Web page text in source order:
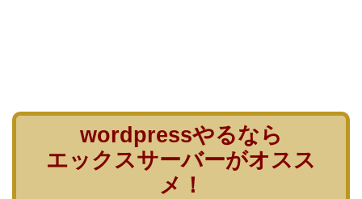
wordpressやるなら
エックスサーバーがオスス
メ！